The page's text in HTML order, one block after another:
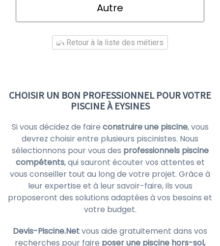
Autre
Retour à la liste des métiers
CHOISIR UN BON PROFESSIONNEL POUR VOTRE
PISCINE À EYSINES
Si vous décidez de faire construire une piscine, vous
devrez choisir entre plusieurs piscinistes. Nous
sélectionnons pour vous des professionnels piscine
compétents, qui sauront écouter vos attentes et
vous conseiller tout au long de votre projet. Grâce à
leur expertise et à leur savoir-faire, ils vous
proposeront des solutions adaptées à vos besoins et
votre budget.
Devis-Piscine.Netvous aide gratuitement dans vos
recherches pour faire poser une piscine hors-sol,